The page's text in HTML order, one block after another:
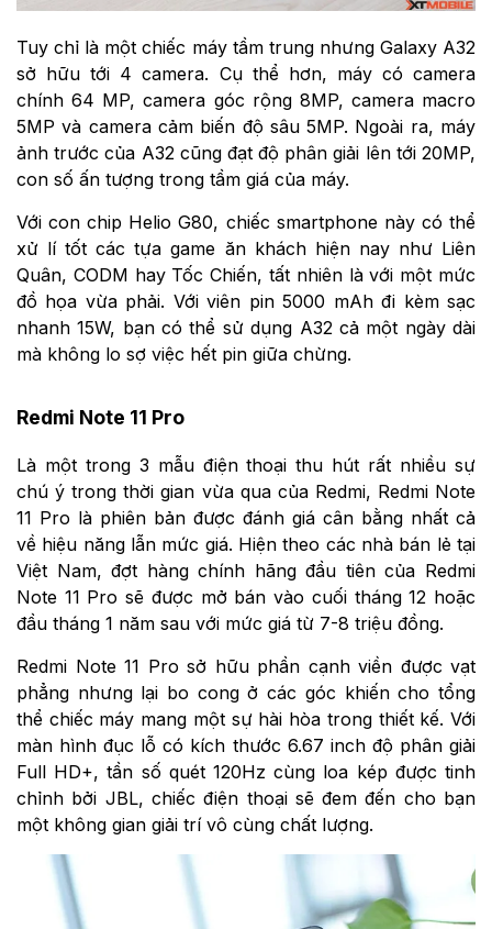
Tuy chỉ là một chiếc máy tầm trung nhưng Galaxy A32
sở hữu tới 4 camera. Cụ thể hơn, máy có camera
chính 64 MP, camera góc rộng 8MP, camera macro
5MP và camera cảm biến độ sâu 5MP. Ngoài ra, máy
ảnh trước của A32 cũng đạt độ phân giải lên tới 20MP,
con số ấn tượng trong tầm giá của máy.
Với con chip Helio G80, chiếc smartphone này có thể
xử lí tốt các tựa game ăn khách hiện nay như Liên
Quân, CODM hay Tốc Chiến, tất nhiên là với một mức
đồ họa vừa phải. Với viên pin 5000 mAh đi kèm sạc
nhanh 15W, bạn có thể sử dụng A32 cả một ngày dài
mà không lo sợ việc hết pin giữa chừng.
Redmi Note 11 Pro
Là một trong 3 mẫu điện thoại thu hút rất nhiều sự
chú ý trong thời gian vừa qua của Redmi, Redmi Note
11 Pro là phiên bản được đánh giá cân bằng nhất cả
về hiệu năng lẫn mức giá. Hiện theo các nhà bán lẻ tại
Việt Nam, đợt hàng chính hãng đầu tiên của Redmi
Note 11 Pro sẽ được mở bán vào cuối tháng 12 hoặc
đầu tháng 1 năm sau với mức giá từ 7-8 triệu đồng.
Redmi Note 11 Pro sở hữu phần cạnh viền được vạt
phẳng nhưng lại bo cong ở các góc khiến cho tổng
thể chiếc máy mang một sự hài hòa trong thiết kế. Với
màn hình đục lỗ có kích thước 6.67 inch độ phân giải
Full HD+, tần số quét 120Hz cùng loa kép được tinh
chỉnh bởi JBL, chiếc điện thoại sẽ đem đến cho bạn
một không gian giải trí vô cùng chất lượng.